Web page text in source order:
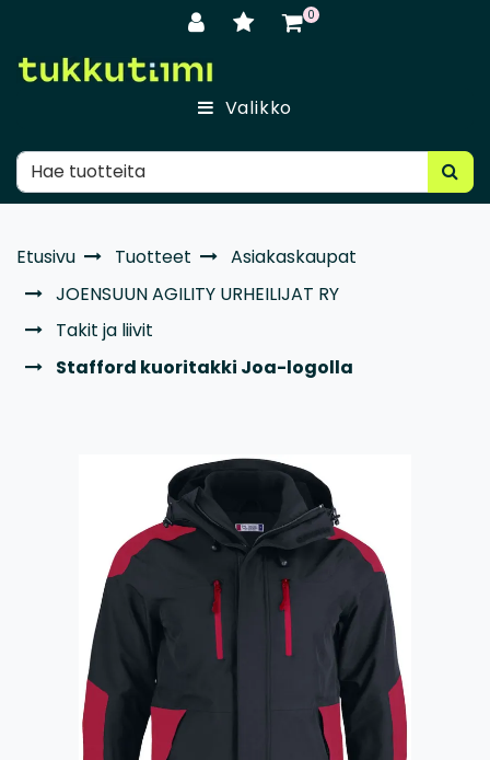
0
Valikko
Etusivu Tuotteet
Asiakaskaupat
JOENSUUN AGILITY URHEILIJAT RY
Takit ja liivit
Stafford kuoritakki Joa-logolla